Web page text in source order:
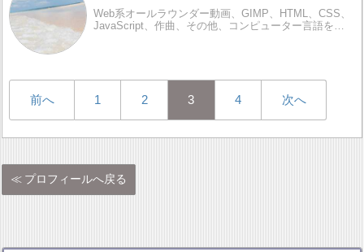
Web系オールラウンダー動画、GIMP、HTML、CSS、
JavaScript、作曲、その他、コンピューター言語を…
前へ 1 2 3 4 次へ
プロフィールへ戻る